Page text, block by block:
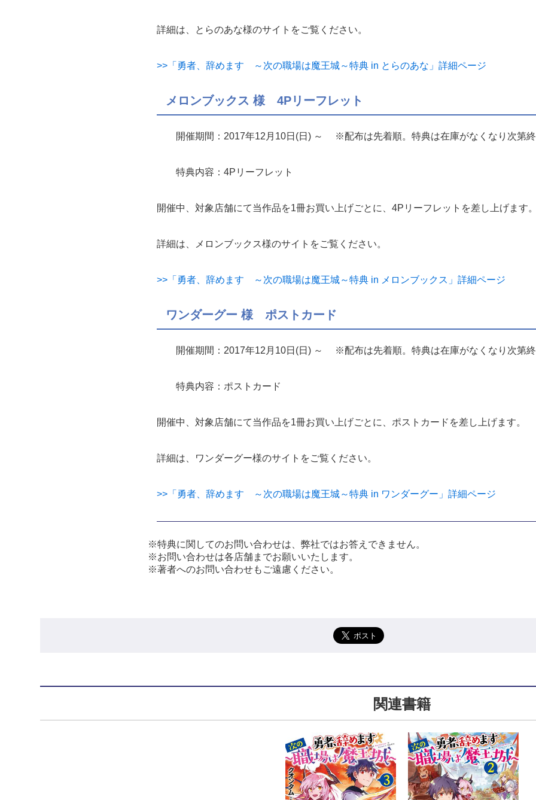
詳細は、とらのあな様のサイトをご覧ください。
>>「勇者、辞めます ～次の職場は魔王城～特典 in とらのあな」詳細ページ
メロンブックス 様 4Pリーフレット
開催期間：2017年12月10日(日) ～ ※配布は先着順。特典は在庫がなくなり次第終
特典内容：4Pリーフレット
開催中、対象店舗にて当作品を1冊お買い上げごとに、4Pリーフレットを差し上げます。
詳細は、メロンブックス様のサイトをご覧ください。
>>「勇者、辞めます ～次の職場は魔王城～特典 in メロンブックス」詳細ページ
ワンダーグー 様 ポストカード
開催期間：2017年12月10日(日) ～ ※配布は先着順。特典は在庫がなくなり次第終
特典内容：ポストカード
開催中、対象店舗にて当作品を1冊お買い上げごとに、ポストカードを差し上げます。
詳細は、ワンダーグー様のサイトをご覧ください。
>>「勇者、辞めます ～次の職場は魔王城～特典 in ワンダーグー」詳細ページ
※特典に関してのお問い合わせは、弊社ではお答えできません。
※お問い合わせは各店舗までお願いいたします。
※著者へのお問い合わせもご遠慮ください。
関連書籍